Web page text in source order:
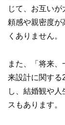
じて、お互い
頼感や親密度が
くありません。
また、「将来
来設計に関する
し、結婚観や
スもあります。